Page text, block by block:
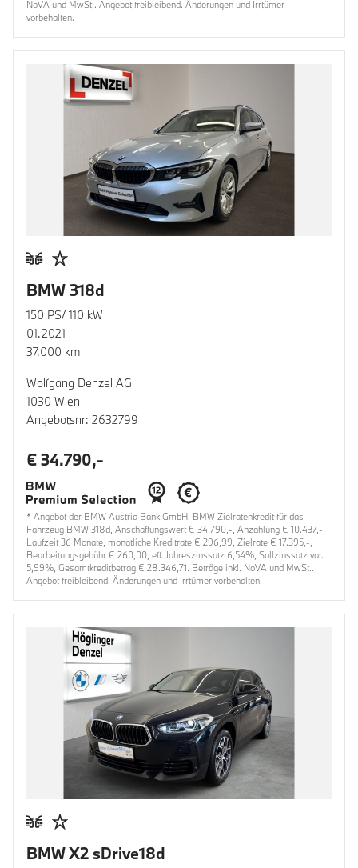
NoVA und MwSt.. Angebot freibleibend. Änderungen und Irrtümer
vorbehalten.
BMW 318d
150 PS/ 110 kW
01.2021
37.000 km
Wolfgang Denzel AG
1030 Wien
Angebotsnr: 2632799
€ 34.790,-
* Angebot der BMW Austria Bank GmbH. BMW Zielratenkredit für das
Fahrzeug BMW 318d, Anschaffungswert € 34.790,-, Anzahlung € 10.437,-,
Laufzeit 36 Monate, monatliche Kreditrate € 296,99, Zielrate € 17.395,-,
Bearbeitungsgebühr € 260,00, eff. Jahreszinssatz 6,54%, Sollzinssatz var.
5,99%, Gesamtkreditbetrag € 28.346,71. Beträge inkl. NoVA und MwSt..
Angebot freibleibend. Änderungen und Irrtümer vorbehalten.
BMW X2 sDrive18d